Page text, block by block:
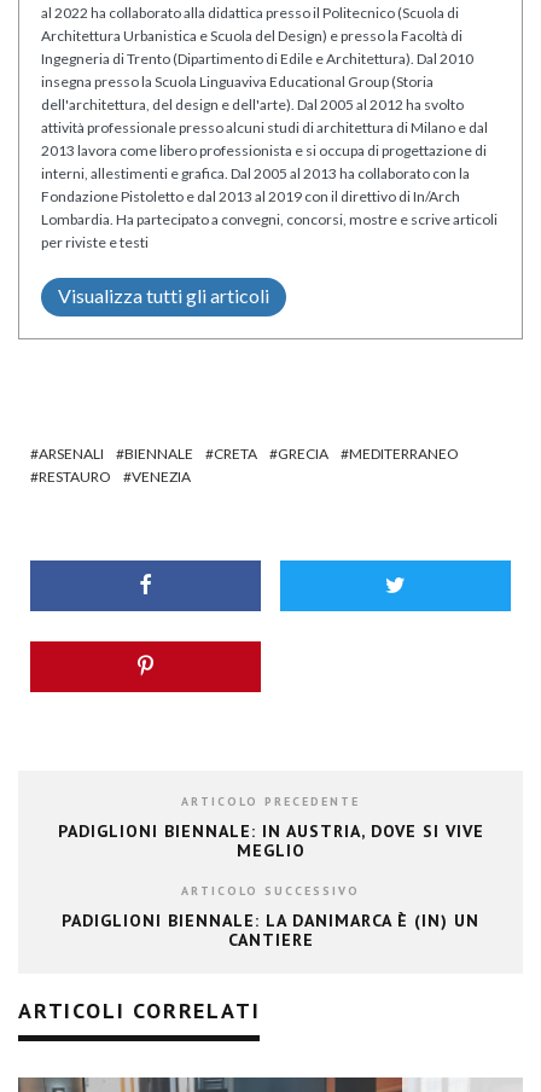
al 2022 ha collaborato alla didattica presso il Politecnico (Scuola di
Architettura Urbanistica e Scuola del Design) e presso la Facoltà di
Ingegneria di Trento (Dipartimento di Edile e Architettura). Dal 2010
insegna presso la Scuola Linguaviva Educational Group (Storia
dell'architettura, del design e dell'arte). Dal 2005 al 2012 ha svolto
attività professionale presso alcuni studi di architettura di Milano e dal
2013 lavora come libero professionista e si occupa di progettazione di
interni, allestimenti e grafica. Dal 2005 al 2013 ha collaborato con la
Fondazione Pistoletto e dal 2013 al 2019 con il direttivo di In/Arch
Lombardia. Ha partecipato a convegni, concorsi, mostre e scrive articoli
per riviste e testi
Visualizza tutti gli articoli
ARSENALI BIENNALE CRETA GRECIA
MEDITERRANEO
RESTAURO
VENEZIA
ARTICOLO PRECEDENTE
PADIGLIONI BIENNALE: IN AUSTRIA, DOVE SI VIVE
MEGLIO
ARTICOLO SUCCESSIVO
PADIGLIONI BIENNALE: LA DANIMARCA È (IN) UN
CANTIERE
ARTICOLI CORRELATI